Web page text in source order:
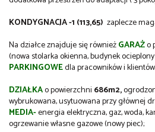
KONDYGNACJA -1 (113,65) zaplecze
Na działce znajduje się równieżGARAŻo
(nowa stolarka okienna, budynek
PARKINGOWEdla pracowników i
DZIAŁKAo powierzchni 686m2,
wybrukowana, usytuowana przy głównej
MEDIA-energia elektryczna, gaz, woda,
ogrzewanie własne gazowe (nowy piec);